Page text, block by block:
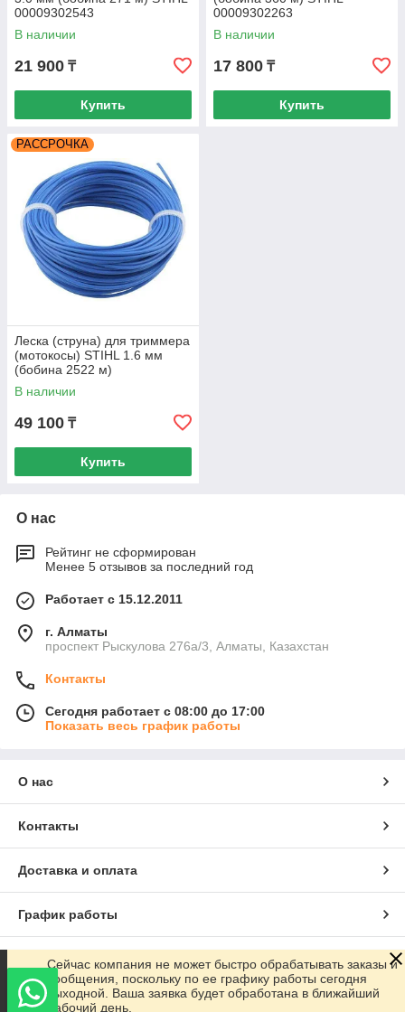
00009302543
В наличии
21 900 ₸
Купить
00009302263
В наличии
17 800 ₸
Купить
РАССРОЧКА
Леска (струна) для триммера
(мотокосы) STIHL 1.6 мм
(бобина 2522 м)
В наличии
49 100 ₸
Купить
О нас
Рейтинг не сформирован
Менее 5 отзывов за последний год
Работает с 15.12.2011
г. Алматы
проспект Рыскулова 276а/3, Алматы, Казахстан
Контакты
Сегодня работает с 08:00 до 17:00
Показать весь график работы
О нас
Контакты
Доставка и оплата
График работы
Полная версия сайта
Сайт создан на маркетплейсе Satu.kz
Сейчас компания не может быстро обрабатывать заказы и
сообщения, поскольку по ее графику работы сегодня
выходной. Ваша заявка будет обработана в ближайший
рабочий день.